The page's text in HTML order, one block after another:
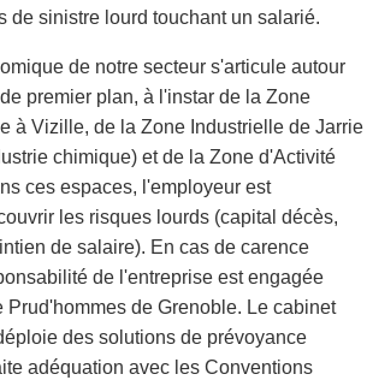
de sinistre lourd touchant un salarié.
de notre secteur s'articule autour
premier plan, à l'instar de la Zone
à Vizille, de la Zone Industrielle de Jarrie
chimique) et de la Zone d'Activité
ces espaces, l'employeur est
les risques lourds (capital décès,
de salaire). En cas de carence
de l'entreprise est engagée
de Grenoble. Le cabinet
des solutions de prévoyance
adéquation avec les Conventions